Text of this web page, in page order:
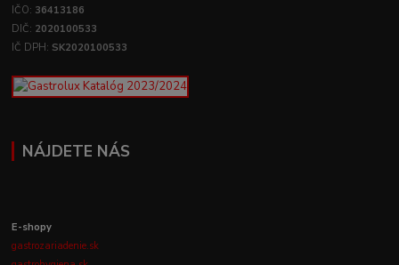
IČO: 36413186
DIČ: 2020100533
IČ DPH: SK2020100533
NÁJDETE NÁS
E-shopy
gastrozariadenie.sk